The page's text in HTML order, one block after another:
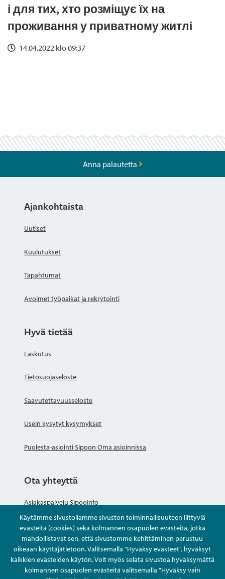
і для тих, хто розміщує їх на
проживання у приватному житлі
14.04.2022 klo 09:37
Käytämme sivustollamme sivuston toiminnallisuuteen liittyviä
evästeitä (cookies) sekä kolmannen osapuolen evästeitä, jotka
mahdollistavat sen, että sivustomme kehittäminen perustuu
oikeaan käyttäjätietoon. Valitsemalla "Hyväksy evästeet", hyväksyt
kaikkien evästeiden käytön. Voit myös selata sivustoa hyväksymättä
kolmannen osapuolen evästeitä valitsemalla "Hyväksy vain
Anna palautetta
Ajankohtaista
Uutiset
Kuulutukset
Tapahtumat
Avoimet työpaikat ja rekrytointi
Hyvä tietää
Laskutus
Tietosuojaseloste
Saavutettavuusseloste
Usein kysytyt kysymykset
Puolesta-asiointi Sipoon Oma asioinnissa
Ota yhteyttä
Asiakaspalvelu SipooInfo
Anna palautetta nimettömästi
Kysy tai asioi
Yhteystiedot